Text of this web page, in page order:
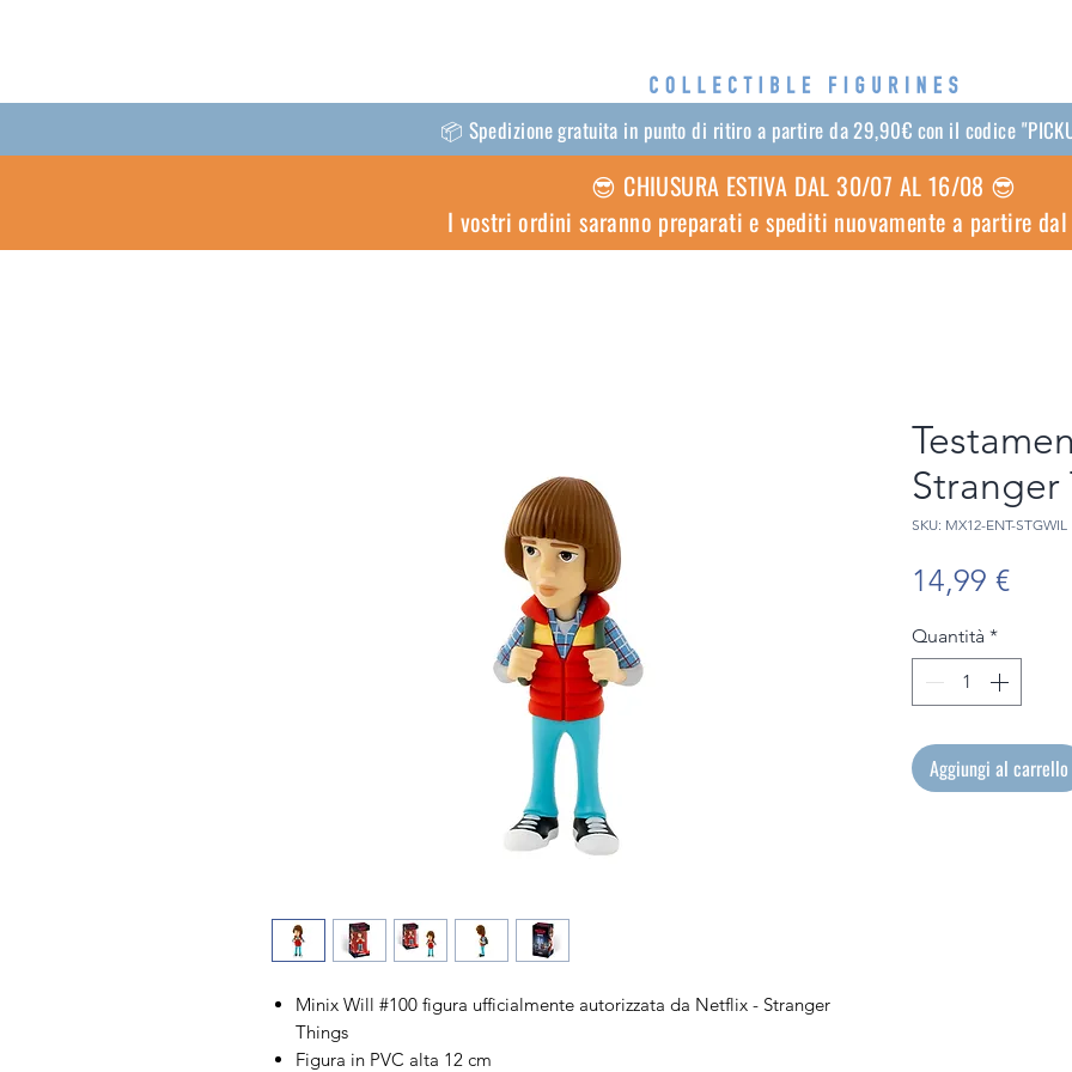
📦 Spedizione gratuita in punto di ritiro a partire da 29,90€ con il codice
😎 CHIUSURA ESTIVA DAL 30/07 AL 16/08 😎
I vostri ordini saranno preparati e spediti nuovamente a partire
Minix Will #100 figura ufficialmente autorizzata da Netflix - Stranger
Things
Figura in PVC alta 12 cm
Stranger
SKU: MX12-ENT-STGWIL
14,99 €
Quantità *
Aggiungi al carrello